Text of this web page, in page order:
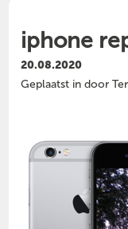
iphone
20.08.2020
Geplaatst in door